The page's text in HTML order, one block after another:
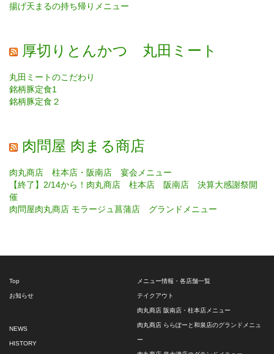
揚げ天まるの持ち帰りメニュー
厚切りとんかつ 丸田ミート
丸田ミートのこだわり
銘柄豚定食1
銘柄豚定食２
肉問屋 肉まる商店
肉丸商店 柱本店・阪南店 宴会メニュー
【終了】2/14から！肉丸商店 柱本店 阪南店 決算大感謝祭開
催
肉問屋肉丸商店 モラージュ菖蒲店 グランドメニュー
Top
お知らせ
NEWS
HISTORY
メニュー情報・各店舗一覧
テイクアウト
肉丸商店 阪南店・柱本店メニュー
肉丸商店 ららぽーと和泉店のグランドメニュ
ー